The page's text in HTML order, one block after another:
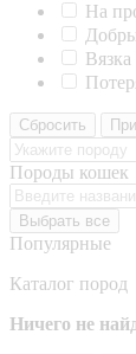
На
Вязка
Сбросить
Породы кошек
Выбрать все
Популярные
Каталог пород
Ничего не